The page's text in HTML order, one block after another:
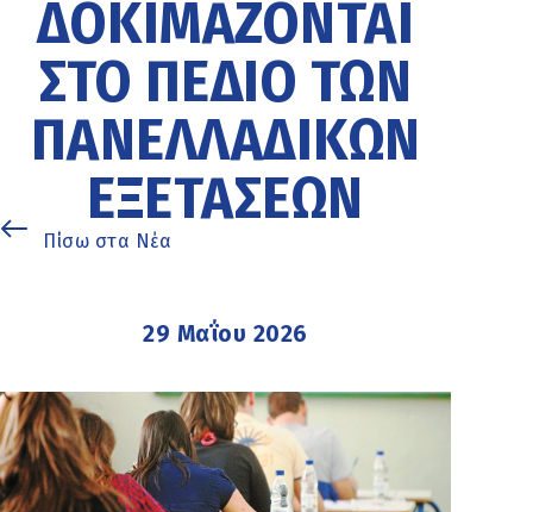
ΔΟΚΙΜΆΖΟΝΤΑΙ
ΣΤΟ ΠΕΔΊΟ ΤΩΝ
ΠΑΝΕΛΛΑΔΙΚΏΝ
ΕΞΕΤΆΣΕΩΝ
Πίσω στα Νέα
29 Μαΐου 2026